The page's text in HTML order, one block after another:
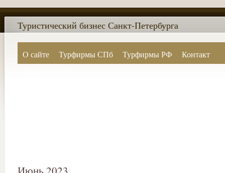
О сайте Турфирмы СПб Турфирмы РФ
Контакт
Туристический бизнес Санкт-Петербурга